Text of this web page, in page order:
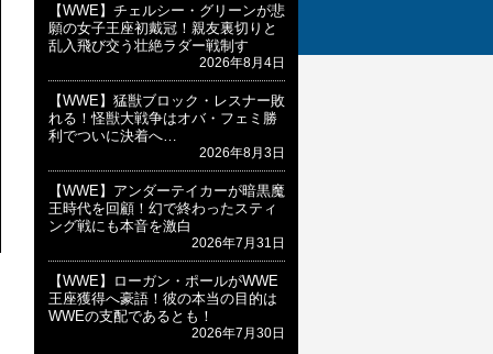
【WWE】チェルシー・グリーンが悲
願の女子王座初戴冠！親友裏切りと
乱入飛び交う壮絶ラダー戦制す
2026年8月4日
【WWE】猛獣ブロック・レスナー敗
れる！怪獣大戦争はオバ・フェミ勝
利でついに決着へ…
2026年8月3日
【WWE】アンダーテイカーが暗黒魔
王時代を回顧！幻で終わったスティ
ング戦にも本音を激白
2026年7月31日
【WWE】ローガン・ポールがWWE
王座獲得へ豪語！彼の本当の目的は
WWEの支配であるとも！
2026年7月30日